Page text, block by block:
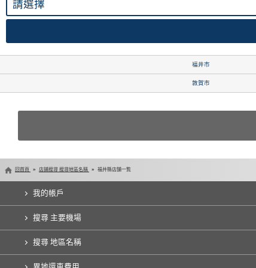
福井市
敦賀市
回首頁 店鋪搜尋 搜尋地區名稱 福井縣店舗一覧
我的帳戶
搜尋 主要機場
搜尋 地區名稱